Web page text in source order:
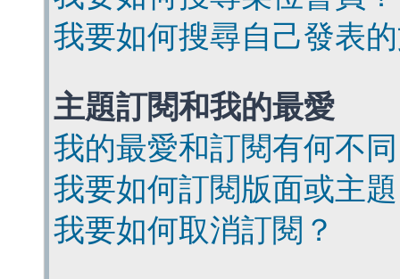
我要如何搜尋自己發表
主題訂閱和我的最愛
我的最愛和訂閱有何不
我要如何訂閱版面或主
我要如何取消訂閱？